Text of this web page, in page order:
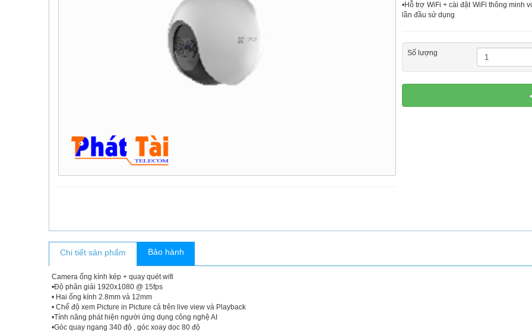
•Hỗ trợ WiFi + cài đặt WiFi thông minh
lần đầu sử dụng
Số lượng
Chi tiết sản phẩm Bảo hành
Camera ống kính kép + quay quét wifi
•Độ phân giải 1920x1080 @ 15fps
• Hai ống kính 2.8mm và 12mm
• Chế độ xem Picture in Picture cả trên live view và Playback
•Tính năng phát hiện người ứng dụng công nghệ AI
•Góc quay ngang 340 độ , góc xoay dọc 80 độ